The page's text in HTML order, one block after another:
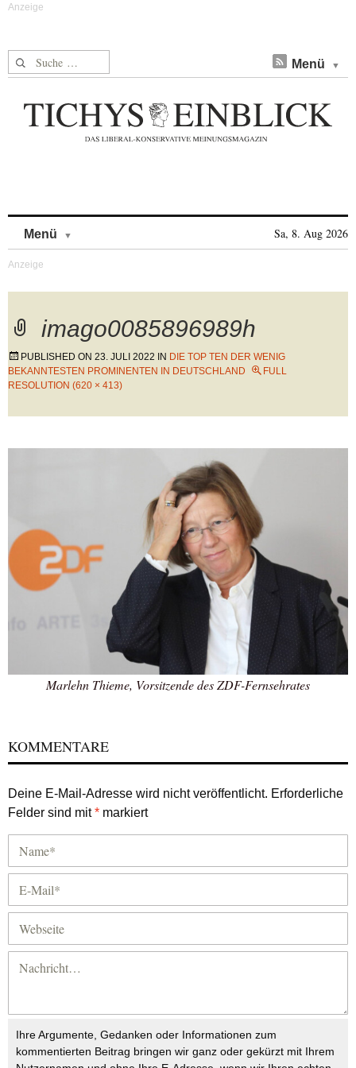
Suche nach: Menü
Menü Sa, 8. Aug 2026
imago0085896989h
PUBLISHED ON 23. JULI 2022 IN DIE TOP TEN DER WENIG
BEKANNTESTEN PROMINENTEN IN DEUTSCHLAND
FULL
RESOLUTION (620 × 413)
Marlehn Thieme, Vorsitzende des ZDF-Fernsehrates
KOMMENTARE
Deine E-Mail-Adresse wird nicht veröffentlicht. Erforderliche
Felder sind mit* markiert
Ihre Argumente, Gedanken oder Informationen zum
kommentierten Beitrag bringen wir ganz oder gekürzt mit Ihrem